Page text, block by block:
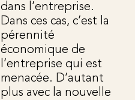
dans l’entreprise.
Dans ces cas, c’est la
pérennité
économique de
l’entreprise qui est
menacée. D’autant
plus avec la nouvelle